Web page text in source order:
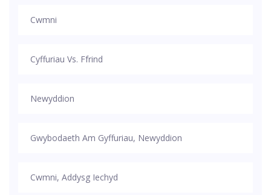
Cwmni
Cyffuriau Vs. Ffrind
Newyddion
Gwybodaeth Am Gyffuriau, Newyddion
Cwmni, Addysg Iechyd